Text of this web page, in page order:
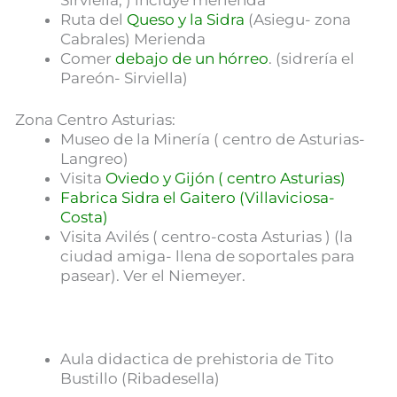
Ruta del Queso y la Sidra (Asiegu- zona
Cabrales) Merienda
Comer debajo de un hórreo. (sidrería el
Pareón- Sirviella)
Zona Centro Asturias:
Museo de la Minería ( centro de Asturias-
Langreo)
Visita Oviedo y Gijón ( centro Asturias)
Fabrica Sidra el Gaitero (Villaviciosa-
Costa)
Visita Avilés ( centro-costa Asturias ) (la
ciudad amiga- llena de soportales para
pasear). Ver el Niemeyer.
Aula didactica de prehistoria de Tito
Bustillo (Ribadesella)